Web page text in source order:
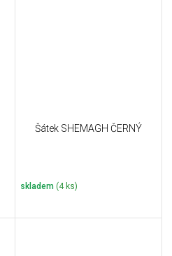
Šátek SHEMAGH ČERNÝ
skladem (4 ks)